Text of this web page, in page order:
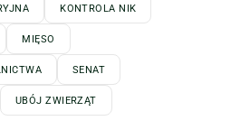
KONTROLA NIK
MIĘSO
SENAT
UBÓJ ZWIERZĄT